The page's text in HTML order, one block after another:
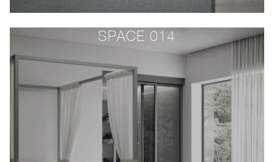
SPACE 014